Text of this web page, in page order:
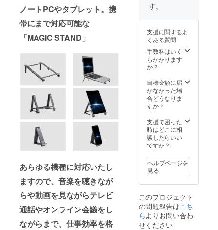
ノートPCやタブレット。携
帯にまで対応可能な
「MAGIC STAND」
あらゆる機種に対応いたし
ますので、音楽を聴きなが
らや動画を見ながらテレビ
通話やオンライン会議をし
ながらまで、仕事効率を格
より出
が遅れ
る場合
があり
ます。
す。
支援に関するよ
くある質問
手数料はいく
らかかります
か？
目標金額に届
かなかった場
合どうなりま
すか？
支援で困った
時はどこに相
談したらいい
ですか？
ヘルプページを
見る
このプロジェクト
の問題報告はこち
ら よりお問い合わ
せください